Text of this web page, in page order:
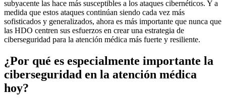
subyacente las hace más susceptibles a los ataques cibernéticos. Y a
medida que estos ataques continúan siendo cada vez más
sofisticados y generalizados, ahora es más importante que nunca que
las HDO centren sus esfuerzos en crear una estrategia de
ciberseguridad para la atención médica más fuerte y resiliente.
¿Por qué es especialmente importante la
ciberseguridad en la atención médica
hoy?